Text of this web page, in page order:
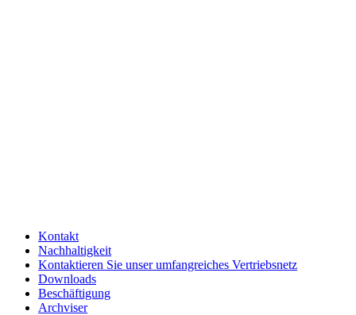
Kontakt
Nachhaltigkeit
Kontaktieren Sie unser umfangreiches Vertriebsnetz
Downloads
Beschäftigung
Archviser